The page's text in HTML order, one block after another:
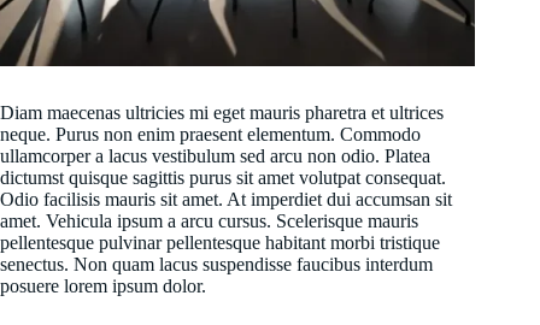
Diam maecenas ultricies mi eget mauris pharetra et ultrices
neque. Purus non enim praesent elementum. Commodo
ullamcorper a lacus vestibulum sed arcu non odio. Platea
dictumst quisque sagittis purus sit amet volutpat consequat.
Odio facilisis mauris sit amet. At imperdiet dui accumsan sit
amet. Vehicula ipsum a arcu cursus. Scelerisque mauris
pellentesque pulvinar pellentesque habitant morbi tristique
senectus. Non quam lacus suspendisse faucibus interdum
posuere lorem ipsum dolor.